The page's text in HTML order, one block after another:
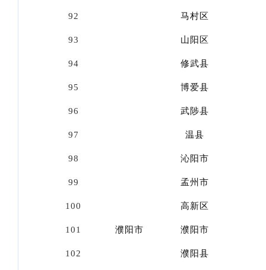
92 马村区
93 山阳区
94 修武县
95 博爱县
96 武陟县
97 温县
98 沁阳市
99 孟州市
100 高新区
101 濮阳市 濮阳市
102 濮阳县